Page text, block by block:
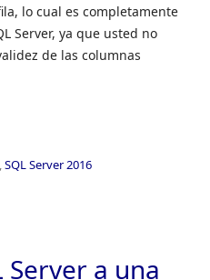
lo cual es completamente
Server, ya que usted no
de las columnas
SQL Server 2016
Server a una